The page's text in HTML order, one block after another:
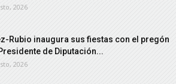
2026
Rubio inaugura sus fiestas con el pregón
de Diputación...
2026